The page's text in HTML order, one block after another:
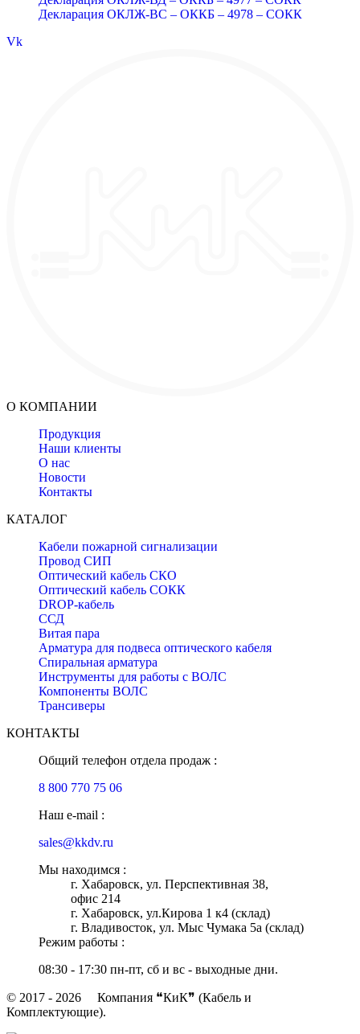
Декларация ОКЛЖ-ВС – ОККБ – 4978 – СОКК
Vk
О КОМПАНИИ
Продукция
Наши клиенты
О нас
Новости
Контакты
КАТАЛОГ
Кабели пожарной сигнализации
Провод СИП
Оптический кабель СКО
Оптический кабель СОКК
DROP-кабель
ССД
Витая пара
Арматура для подвеса оптического кабеля
Спиральная арматура
Инструменты для работы с ВОЛС
Компоненты ВОЛС
Трансиверы
КОНТАКТЫ
Общий телефон отдела продаж :
8 800 770 75 06
Наш e-mail :
sales@kkdv.ru
Мы находимся :
г. Хабаровск, ул. Перспективная 38,
офис 214
г. Хабаровск, ул.Кирова 1 к4 (склад)
г. Владивосток, ул. Мыс Чумака 5а (склад)
Режим работы :
08:30 - 17:30 пн-пт, сб и вс - выходные дни.
© 2017 - 2026 Компания ❝КиК❞ (Кабель и
Комплектующие).